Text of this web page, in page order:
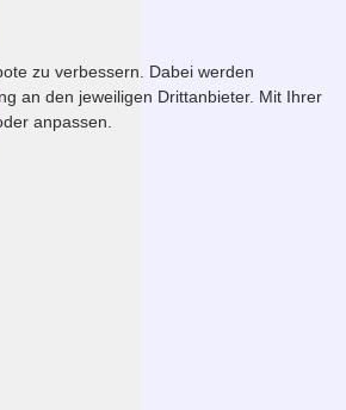
zu verbessern. Dabei werden
an den jeweiligen Drittanbieter. Mit Ihrer
anpassen.